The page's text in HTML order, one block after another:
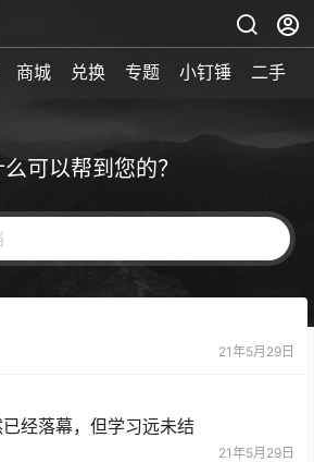
商城 兑换 专题 小钉锤 二手
可以帮到您的？
21年5月29日
经落幕，但学习远未结
21年5月29日